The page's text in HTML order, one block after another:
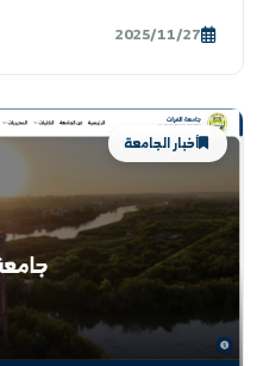
علمية في جامعة
الآبار"
كلية الهندسة
"تقنيات الحفر وتصميم
2025/11/27